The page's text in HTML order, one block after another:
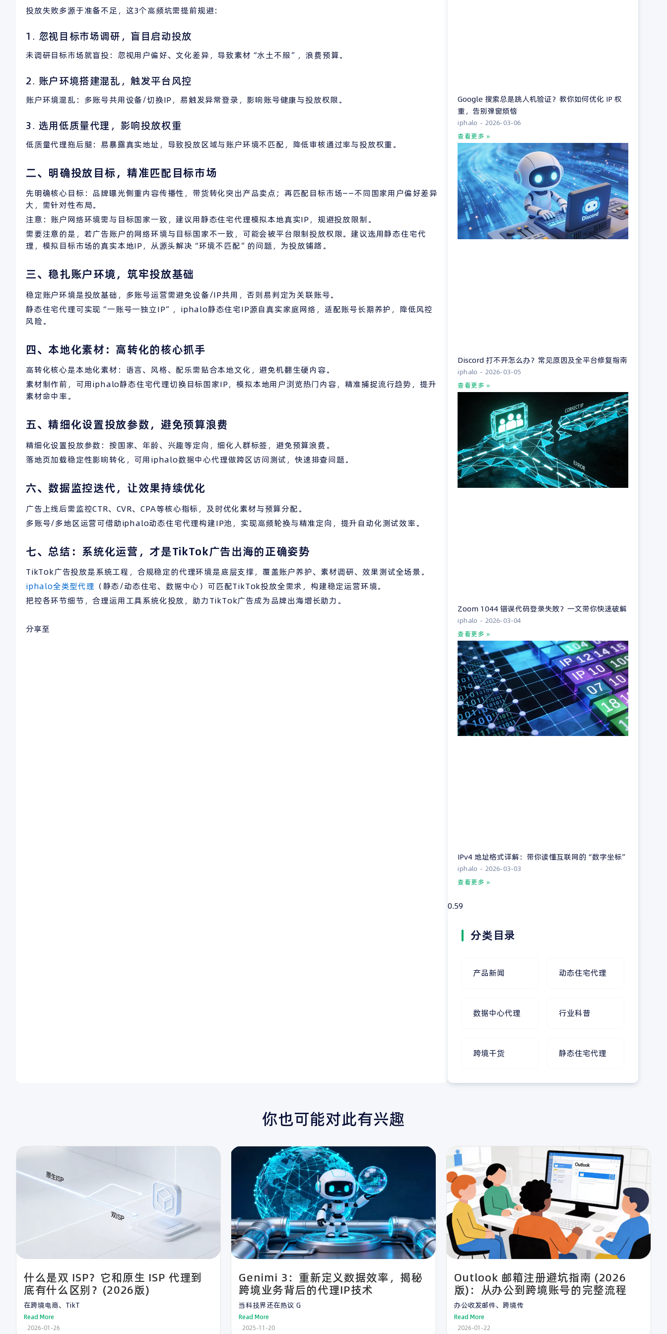
投放失败多源于准备不足，这3个高频坑需提前规避：
1. 忽视目标市场调研，盲目启动投放
未调研目标市场就盲投：忽视用户偏好、文化差异，导致素材“水土不服”，浪费预算。
2. 账户环境搭建混乱，触发平台风控
账户环境混乱：多账号共用设备/切换IP，易触发异常登录，影响账号健康与投放权限。
3. 选用低质量代理，影响投放权重
低质量代理拖后腿：易暴露真实地址，导致投放区域与账户环境不匹配，降低审核通过率与投放权重。
二、明确投放目标，精准匹配目标市场
先明确核心目标：品牌曝光侧重内容传播性，带货转化突出产品卖点；再匹配目标市场——不同国家用户偏好差异
大，需针对性布局。
注意：账户网络环境需与目标国家一致，建议用静态住宅代理模拟本地真实IP，规避投放限制。
需要注意的是，若广告账户的网络环境与目标国家不一致，可能会被平台限制投放权限。建议选用静态住宅代
理，模拟目标市场的真实本地IP，从源头解决“环境不匹配”的问题，为投放铺路。
三、稳扎账户环境，筑牢投放基础
稳定账户环境是投放基础，多账号运营需避免设备/IP共用，否则易判定为关联账号。
静态住宅代理可实现“一账号一独立IP”，iphalo静态住宅IP源自真实家庭网络，适配账号长期养护，降低风控
风险。
四、本地化素材：高转化的核心抓手
高转化核心是本地化素材：语言、风格、配乐需贴合本地文化，避免机翻生硬内容。
素材制作前，可用iphalo静态住宅代理切换目标国家IP，模拟本地用户浏览热门内容，精准捕捉流行趋势，提升
素材命中率。
五、精细化设置投放参数，避免预算浪费
精细化设置投放参数：按国家、年龄、兴趣等定向，细化人群标签，避免预算浪费。
落地页加载稳定性影响转化，可用iphalo数据中心代理做跨区访问测试，快速排查问题。
六、数据监控迭代，让效果持续优化
广告上线后需监控CTR、CVR、CPA等核心指标，及时优化素材与预算分配。
多账号/多地区运营可借助iphalo动态住宅代理构建IP池，实现高频轮换与精准定向，提升自动化测试效率。
七、总结：系统化运营，才是TikTok广告出海的正确姿势
TikTok广告投放是系统工程，合规稳定的代理环境是底层支撑，覆盖账户养护、素材调研、效果测试全场景。
iphalo全类型代理 （静态/动态住宅、数据中心）可匹配TikTok投放全需求，构建稳定运营环境。
把控各环节细节，合理运用工具系统化投放，助力TikTok广告成为品牌出海增长助力。
分享至
Google 搜索总是跳人机验证？教你如何优化 IP 权
重，告别弹窗烦恼
iphalo
2026-03-06
查看更多 »
Discord 打不开怎么办？常见原因及全平台修复指南
iphalo
2026-03-05
查看更多 »
Zoom 1044 错误代码登录失败？一文带你快速破解
iphalo
2026-03-04
查看更多 »
IPv4 地址格式详解：带你读懂互联网的“数字坐标”
iphalo
2026-03-03
查看更多 »
分类目录
产品新闻 动态住宅代理
数据中心代理 行业科普
跨境干货 静态住宅代理
你也可能对此有兴趣
什么是双 ISP？它和原生 ISP 代理到
底有什么区别？(2026版)
在跨境电商、TikT
Read More
2026-01-26
Genimi 3：重新定义数据效率，揭秘
跨境业务背后的代理IP技术
当科技界还在热议 G
Read More
2025-11-20
Outlook 邮箱注册避坑指南 (2026
版)：从办公到跨境账号的完整流程
办公收发邮件、跨境传
Read More
2026-01-22